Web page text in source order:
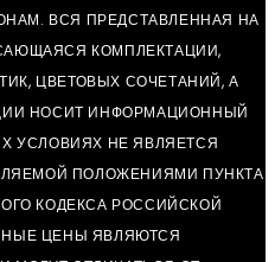
ВСЯ ПРЕДСТАВЛЕННАЯ НА
КОМПЛЕКТАЦИИ,
ЦВЕТОВЫХ СОЧЕТАНИЙ, А
НОСИТ ИНФОРМАЦИОННЫЙ
УСЛОВИЯХ НЕ ЯВЛЯЕТСЯ
ПОЛОЖЕНИЯМИ ПУНКТА
КОДЕКСА РОССИЙСКОЙ
ЦЕНЫ ЯВЛЯЮТСЯ